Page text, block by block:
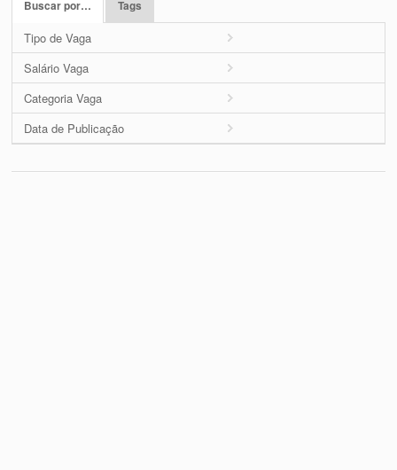
Buscar por… Tags
Tipo de Vaga
Salário Vaga
Categoria Vaga
Data de Publicação